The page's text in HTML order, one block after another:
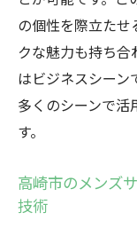
高崎市
カット
スキン
ルの変化
スキン
の個性を際立た
クな魅力も持ち
はビジネスシーン
多くのシーンで活
す。
高崎市のメンズ
技術